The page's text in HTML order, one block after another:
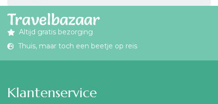
Altijd gratis bezorging
Thuis, maar toch een beetje op reis
Klantenservice